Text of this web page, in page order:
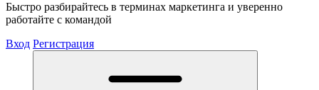
Быстро разбирайтесь в терминах маркетинга и уверенно
работайте с командой
Вход Регистрация